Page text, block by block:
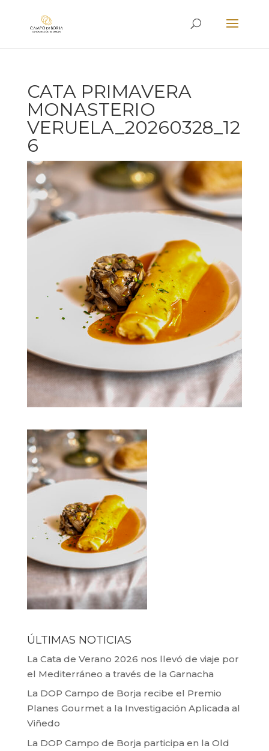
CATA PRIMAVERA
MONASTERIO
VERUELA_20260328_12
6
ÚLTIMAS NOTICIAS
La Cata de Verano 2026 nos llevó de viaje por
el Mediterráneo a través de la Garnacha
La DOP Campo de Borja recibe el Premio
Planes Gourmet a la Investigación Aplicada al
Viñedo
La DOP Campo de Borja participa en la Old